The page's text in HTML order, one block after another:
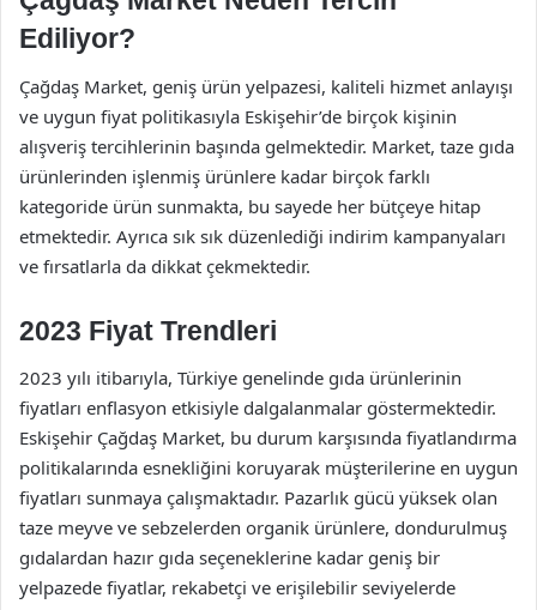
Ediliyor?
Çağdaş Market, geniş ürün yelpazesi, kaliteli hizmet anlayışı
ve uygun fiyat politikasıyla Eskişehir’de birçok kişinin
alışveriş tercihlerinin başında gelmektedir. Market, taze gıda
ürünlerinden işlenmiş ürünlere kadar birçok farklı
kategoride ürün sunmakta, bu sayede her bütçeye hitap
etmektedir. Ayrıca sık sık düzenlediği indirim kampanyaları
ve fırsatlarla da dikkat çekmektedir.
2023 Fiyat Trendleri
2023 yılı itibarıyla, Türkiye genelinde gıda ürünlerinin
fiyatları enflasyon etkisiyle dalgalanmalar göstermektedir.
Eskişehir Çağdaş Market, bu durum karşısında fiyatlandırma
politikalarında esnekliğini koruyarak müşterilerine en uygun
fiyatları sunmaya çalışmaktadır. Pazarlık gücü yüksek olan
taze meyve ve sebzelerden organik ürünlere, dondurulmuş
gıdalardan hazır gıda seçeneklerine kadar geniş bir
yelpazede fiyatlar, rekabetçi ve erişilebilir seviyelerde